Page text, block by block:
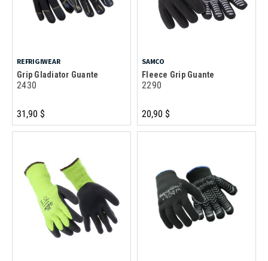
REFRIGIWEAR
Grip Gladiator Guante
2430
31,90 $
SAMCO
Fleece Grip Guante
2290
20,90 $